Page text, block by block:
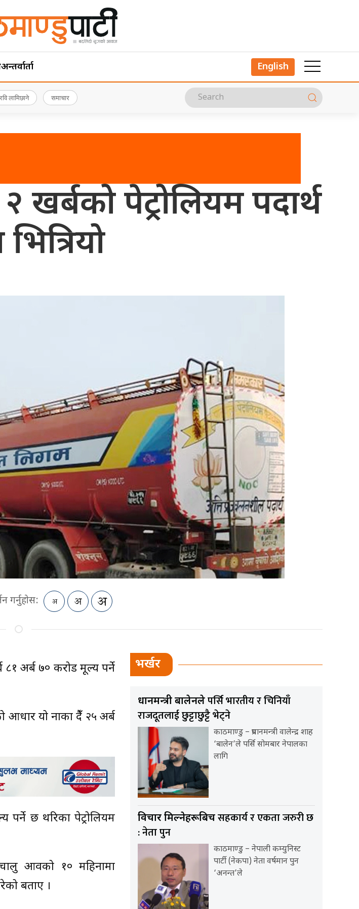
अन्तर्वार्ता English
रवि लामिछाने समाचार
खर्बको पेट्रोलियम पदार्थ
गर्नुहोस:
८१ अर्ब ७० करोड मूल्य पर्ने
यो नाका हुँदै २५ अर्ब
छ थरिका पेट्रोलियम
आवको १० महिनामा
बताए ।
भर्खर
प्रधानमन्त्री बालेनलेपर्सि भारतीय र चिनियाँ
राजदूतलाई छुट्टाछुट्टै भेट्ने
काठमाण्डु – प्रधानमन्त्री वालेन्द्र शाह
‘बालेन’ले पर्सि सोमबार नेपालका
लागि
विचार मिल्नेहरूबिचसहकार्य र एकता जरुरी छ
: नेता पुन
काठमाण्डु – नेपाली कम्युनिस्ट
पार्टी (नेकपा) नेता वर्षमान पुन
‘अनन्त’ले